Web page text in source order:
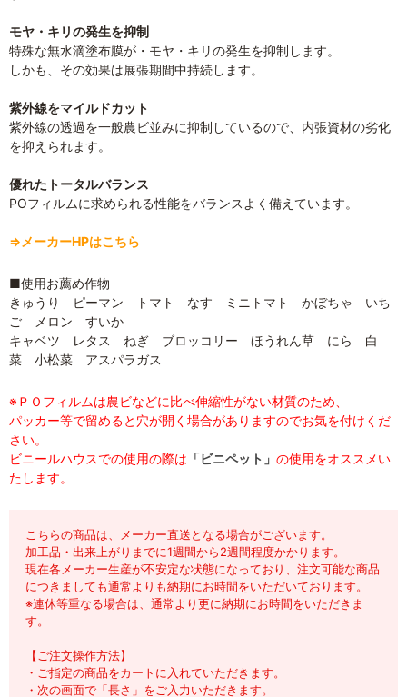
モヤ・キリの発生を抑制
特殊な無水滴塗布膜が・モヤ・キリの発生を抑制します。
しかも、その効果は展張期間中持続します。
紫外線をマイルドカット
紫外線の透過を一般農ビ並みに抑制しているので、内張資材の劣化
を抑えられます。
優れたトータルバランス
POフィルムに求められる性能をバランスよく備えています。
⇒メーカーHPはこちら
■使用お薦め作物
きゅうり ピーマン トマト なす ミニトマト かぼちゃ いち
ご メロン すいか
キャベツ レタス ねぎ ブロッコリー ほうれん草 にら 白
菜 小松菜 アスパラガス
※ＰＯフィルムは農ビなどに比べ伸縮性がない材質のため、
パッカー等で留めると穴が開く場合がありますのでお気を付けくだ
さい。
ビニールハウスでの使用の際は 「ビニペット」 の使用をオススメい
たします。
こちらの商品は、メーカー直送となる場合がございます。
加工品・出来上がりまでに1週間から2週間程度かかります。
現在各メーカー生産が不安定な状態になっており、注文可能な商品
につきましても通常よりも納期にお時間をいただいております。
※連休等重なる場合は、通常より更に納期にお時間をいただきま
す。
【ご注文操作方法】
・ご指定の商品をカートに入れていただきます。
・次の画面で「長さ」をご入力いただきます。